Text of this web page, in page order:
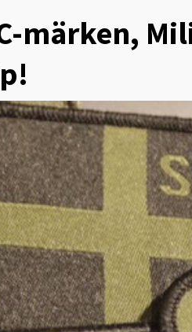
märken,